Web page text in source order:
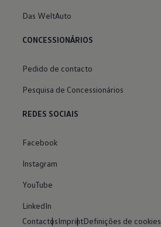
Das WeltAuto
CONCESSIONÁRIOS
Pedido de contacto
Pesquisa de Concessionários
REDES SOCIAIS
Facebook
Instagram
YouTube
LinkedIn
ContactosImprintDefinições de cookies